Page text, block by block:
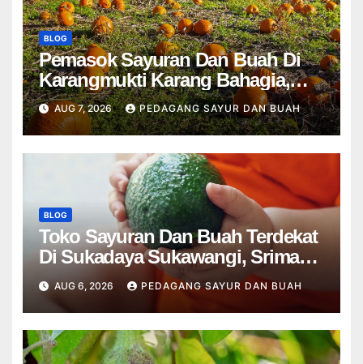
BLOG
Pemasok Sayuran Dan Buah Di
Karangmukti Karang Bahagia,
Cikarang Kota Cikarang Utara
Bekasi
AUG 7, 2026 PEDAGANG SAYUR DAN BUAH
BLOG
Toko Sayuran Dan Buah Terdekat
Di Sukadaya Sukawangi, Srimahi
Tambun Selatan Bekasi
AUG 6, 2026 PEDAGANG SAYUR DAN BUAH